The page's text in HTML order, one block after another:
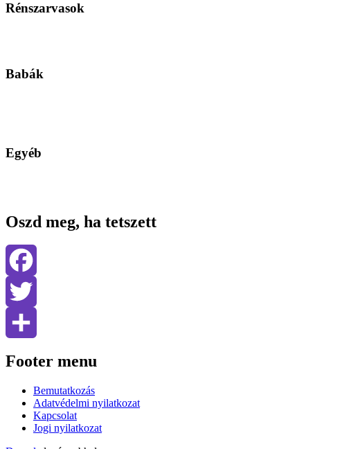
Rénszarvasok
Babák
Egyéb
Oszd meg, ha tetszett
Facebook
Twitter
Share
Footer menu
Bemutatkozás
Adatvédelmi nyilatkozat
Kapcsolat
Jogi nyilatkozat